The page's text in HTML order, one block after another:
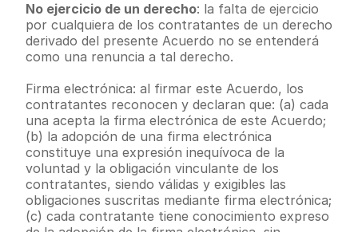
No ejercicio de un derecho: la falta de ejercicio
por cualquiera de los contratantes de un derecho
derivado del presente Acuerdo no se entenderá
como una renuncia a tal derecho.
Firma electrónica: al firmar este Acuerdo, los
contratantes reconocen y declaran que: (a) cada
una acepta la firma electrónica de este Acuerdo;
(b) la adopción de una firma electrónica
constituye una expresión inequívoca de la
voluntad y la obligación vinculante de los
contratantes, siendo válidas y exigibles las
obligaciones suscritas mediante firma electrónica;
(c) cada contratante tiene conocimiento expreso